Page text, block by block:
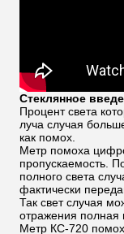
Стеклянное
Процент света
луча случая
как помох.
Метр помоха
пропускаемость.
полного света
фактически
Так свет случая
отражения полная
Метр КС-720